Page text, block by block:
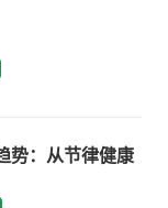
势：从节律健康